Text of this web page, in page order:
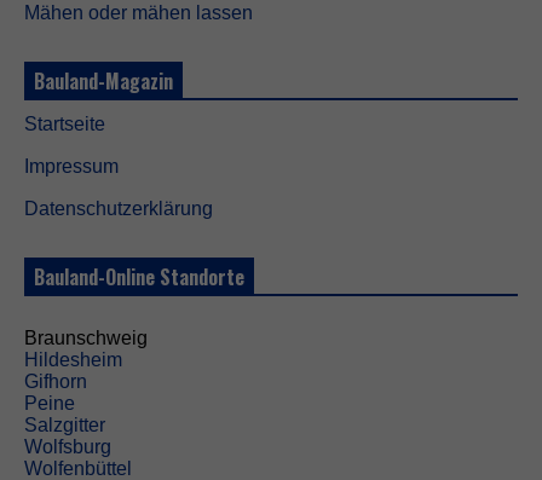
Mähen oder mähen lassen
Bauland-Magazin
Startseite
Impressum
Datenschutzerklärung
Bauland-Online Standorte
Braunschweig
Hildesheim
Gifhorn
Peine
Salzgitter
Wolfsburg
Wolfenbüttel